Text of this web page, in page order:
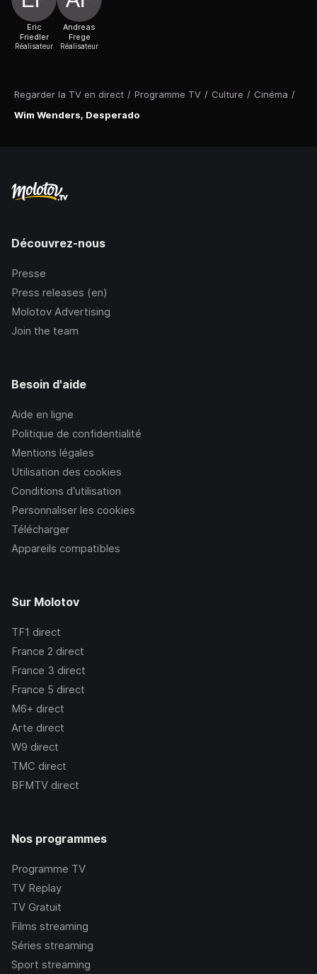
Regarder la TV en direct / Programme TV / Culture / Cinéma /
Wim Wenders, Desperado
Eric
Friedler
Réalisateur
Andreas
Frege
Réalisateur
Découvrez-nous
Presse
Press releases (en)
Molotov Advertising
Join the team
Besoin d'aide
Aide en ligne
Politique de confidentialité
Mentions légales
Utilisation des cookies
Conditions d’utilisation
Personnaliser les cookies
Télécharger
Appareils compatibles
Sur Molotov
TF1 direct
France 2 direct
France 3 direct
France 5 direct
M6+ direct
Arte direct
W9 direct
TMC direct
BFMTV direct
Nos programmes
Programme TV
TV Replay
TV Gratuit
Films streaming
Séries streaming
Sport streaming